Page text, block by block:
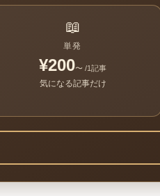
📖
単発
¥200〜 /1記事
気になる記事だけ